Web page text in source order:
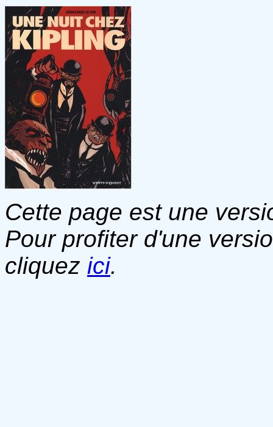
Cette page est une
Pour profiter d'une
cliquez ici.